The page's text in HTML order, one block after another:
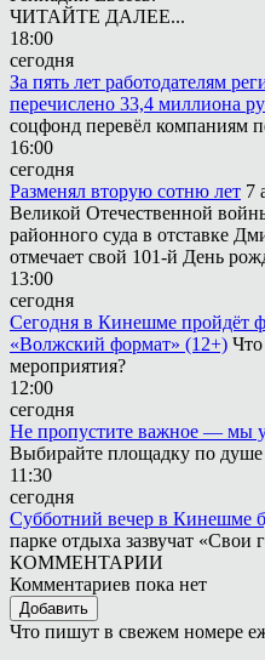
ЧИТАЙТЕ ДАЛЕЕ...
18:00
сегодня
За пять лет работодателям
перечислено 33,4 миллиона
соцфонд перевёл компаниям
16:00
сегодня
Разменял вторую сотню лет 7
Великой Отечественной
районного суда в отставке
отмечает свой 101-й День
13:00
сегодня
Сегодня в Кинешме пройдёт
«Волжский формат» (12+)
мероприятия?
12:00
сегодня
Не пропустите важное — мы
Выбирайте площадку по
11:30
сегодня
Субботний вечер в Кинешме
парке отдыха зазвучат «Свои
КОММЕНТАРИИ
Комментариев пока нет
Добавить
Что пишут в свежем номере